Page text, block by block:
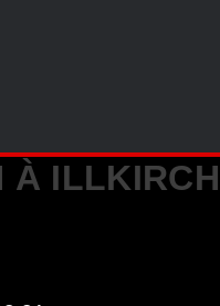
À ILLKIRCH